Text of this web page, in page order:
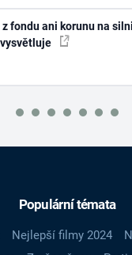
fondu ani korunu na
Populární témata
Nejlepší filmy 2024